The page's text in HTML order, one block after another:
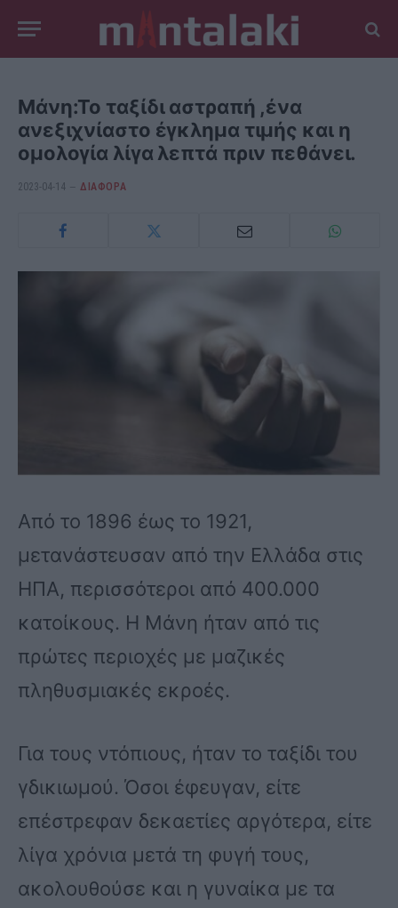
Μάνη:Το ταξίδι αστραπή ,ένα
ανεξιχνίαστο έγκλημα τιμής και η
ομολογία λίγα λεπτά πριν πεθάνει.
2023-04-14 ΔΙΆΦΟΡΑ
Από το 1896 έως το 1921,
μετανάστευσαν από την Ελλάδα στις
ΗΠΑ, περισσότεροι από 400.000
κατοίκους. Η Μάνη ήταν από τις
πρώτες περιοχές με μαζικές
πληθυσμιακές εκροές.
Για τους ντόπιους, ήταν το ταξίδι του
γδικιωμού. Όσοι έφευγαν, είτε
επέστρεφαν δεκαετίες αργότερα, είτε
λίγα χρόνια μετά τη φυγή τους,
ακολουθούσε και η γυναίκα με τα